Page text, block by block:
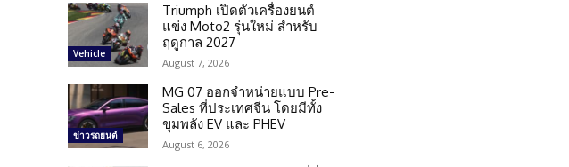
Vehicle
Triumph เปิดตัวเครื่องยนต์
แข่ง Moto2 รุ่นใหม่ สำหรับ
ฤดูกาล 2027
August 7, 2026
ข่าวรถยนต์
MG 07 ออกจำหน่ายแบบ Pre-
Sales ที่ประเทศจีน โดยมีทั้ง
ขุมพลัง EV และ PHEV
August 6, 2026